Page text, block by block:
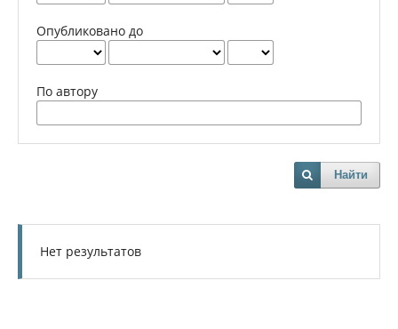
Опубликовано до
По автору
Найти
Нет результатов